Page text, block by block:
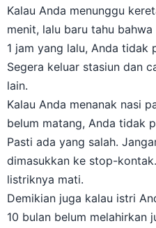
Kalau Anda menunggu
menit, lalu baru tahu
1 jam yang lalu, Anda tidak
Segera keluar stasiun dan
lain.
Kalau Anda menanak nasi
belum matang, Anda tidak
Pasti ada yang salah.
dimasukkan ke stop-
listriknya mati.
Demikian juga kalau istri
10 bulan belum melahirkan